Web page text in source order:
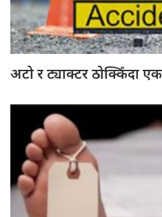
अटो र ट्याक्टर ठोक्किँदा